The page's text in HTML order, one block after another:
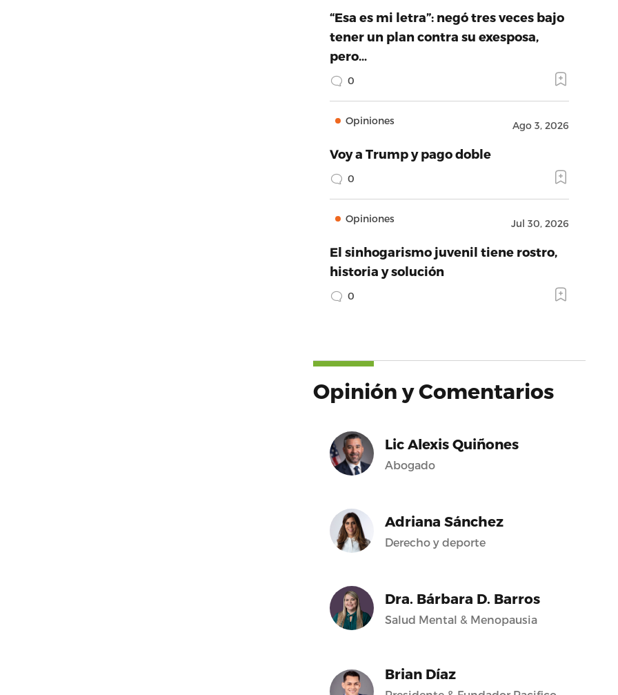
“Esa es mi letra”: negó tres veces bajo
tener un plan contra su exesposa,
pero…
0
Opiniones Ago 3, 2026
Voy a Trump y pago doble
0
Opiniones Jul 30, 2026
El sinhogarismo juvenil tiene rostro,
historia y solución
0
Opinión y Comentarios
Lic Alexis Quiñones
Abogado
Adriana Sánchez
Derecho y deporte
Dra. Bárbara D. Barros
Salud Mental & Menopausia
Brian Díaz